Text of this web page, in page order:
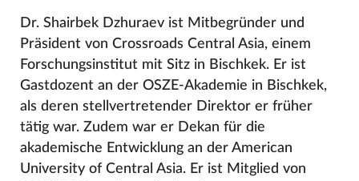
Dr. Shairbek Dzhuraev ist Mitbegründer und
Präsident von Crossroads Central Asia, einem
Forschungsinstitut mit Sitz in Bischkek. Er ist
Gastdozent an der OSZE-Akademie in Bischkek,
als deren stellvertretender Direktor er früher
tätig war. Zudem war er Dekan für die
akademische Entwicklung an der American
University of Central Asia. Er ist Mitglied von